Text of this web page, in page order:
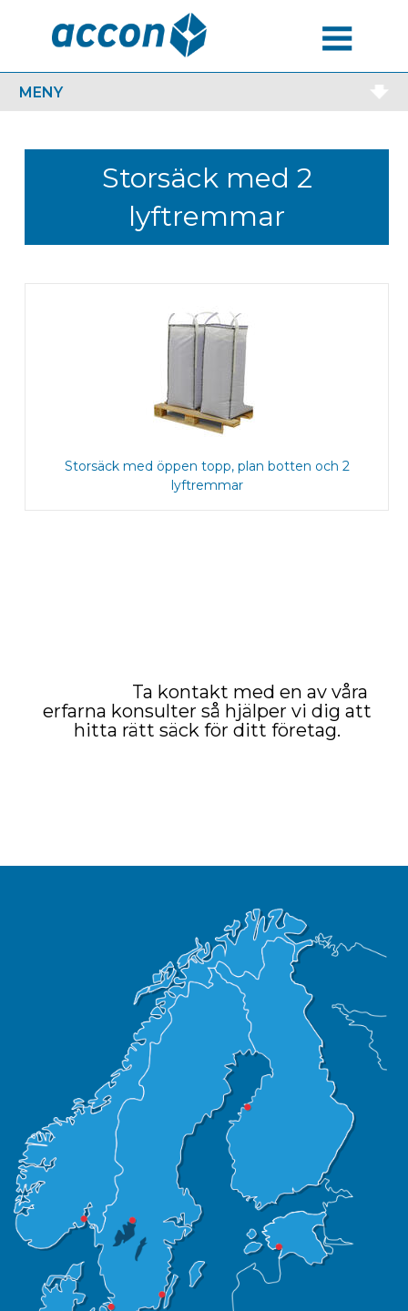
MENU
Storsäck med 2
lyftremmar
Storsäck med öppen topp, plan botten och 2
lyftremmar
Ta kontakt med en av våra
erfarna konsulter så hjälper vi dig att
hitta rätt säck för ditt företag.
MENY